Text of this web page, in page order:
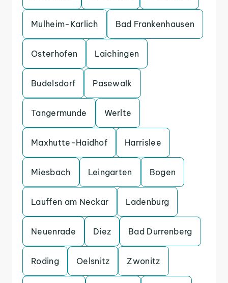
Mulheim-Karlich Bad Frankenhausen
Osterhofen Laichingen
Budelsdorf Pasewalk
Tangermunde Werlte
Maxhutte-Haidhof Harrislee
Miesbach Leingarten Bogen
Lauffen am Neckar Ladenburg
Neuenrade Diez Bad Durrenberg
Roding Oelsnitz Zwonitz